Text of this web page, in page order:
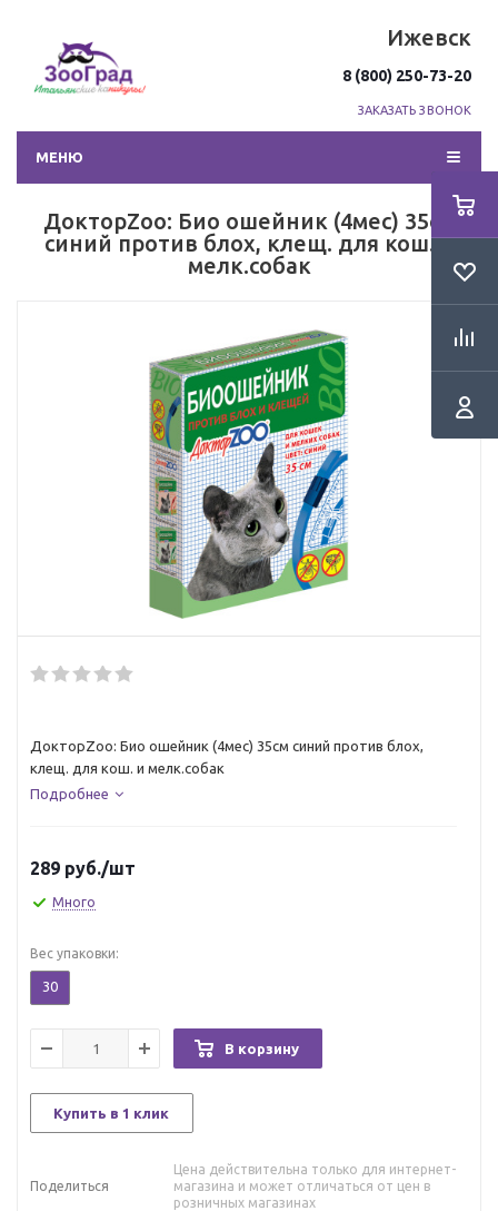
Ижевск
8 (800) 250-73-20
ЗАКАЗАТЬ ЗВОНОК
МЕНЮ
ДокторZoo: Био ошейник (4мес) 35см
синий против блох, клещ. для кош. и
мелк.собак
ДокторZoo: Био ошейник (4мес) 35см синий против блох,
клещ. для кош. и мелк.собак
Подробнее
289 руб./шт
Много
Вес упаковки:
30
В корзину
Купить в 1 клик
Поделиться
Цена действительна только для интернет-
магазина и может отличаться от цен в
розничных магазинах